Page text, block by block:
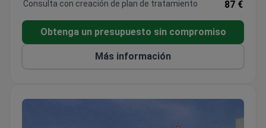
Consulta con creación de plan de tratamiento
87 €
Obtenga un presupuesto sin compromiso
Más información